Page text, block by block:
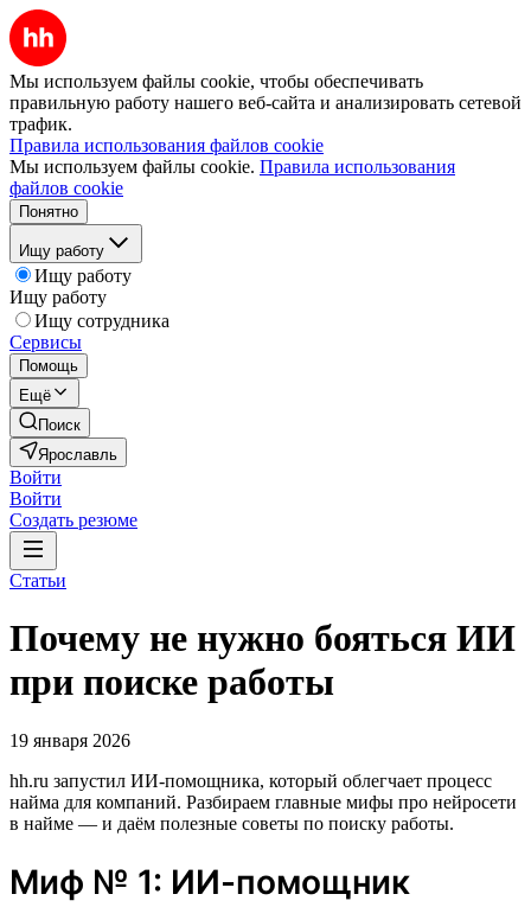
Мы используем файлы cookie, чтобы обеспечивать
правильную работу нашего веб-сайта и анализировать сетевой
трафик.
Правила использования файлов cookie
Мы используем файлы cookie. Правила использования
файлов cookie
Понятно
Ищу работу
Ищу работу
Ищу работу
Ищу сотрудника
Сервисы
Помощь
Ещё
Поиск
Ярославль
Войти
Войти
Создать резюме
Статьи
Почему не нужно бояться ИИ
при поиске работы
19 января 2026
hh.ru запустил ИИ-помощника, который облегчает процесс
найма для компаний. Разбираем главные мифы про нейросети
в найме — и даём полезные советы по поиску работы.
Миф № 1: ИИ-помощник